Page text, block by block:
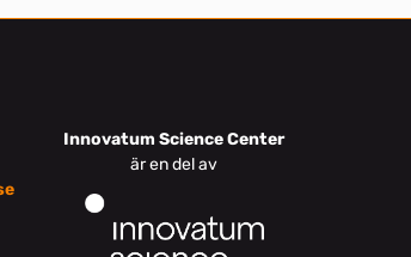
Innovatum Science Center
är en del av